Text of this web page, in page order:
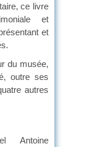
ce livre
et
et
du musée,
outre ses
autres
Antoine